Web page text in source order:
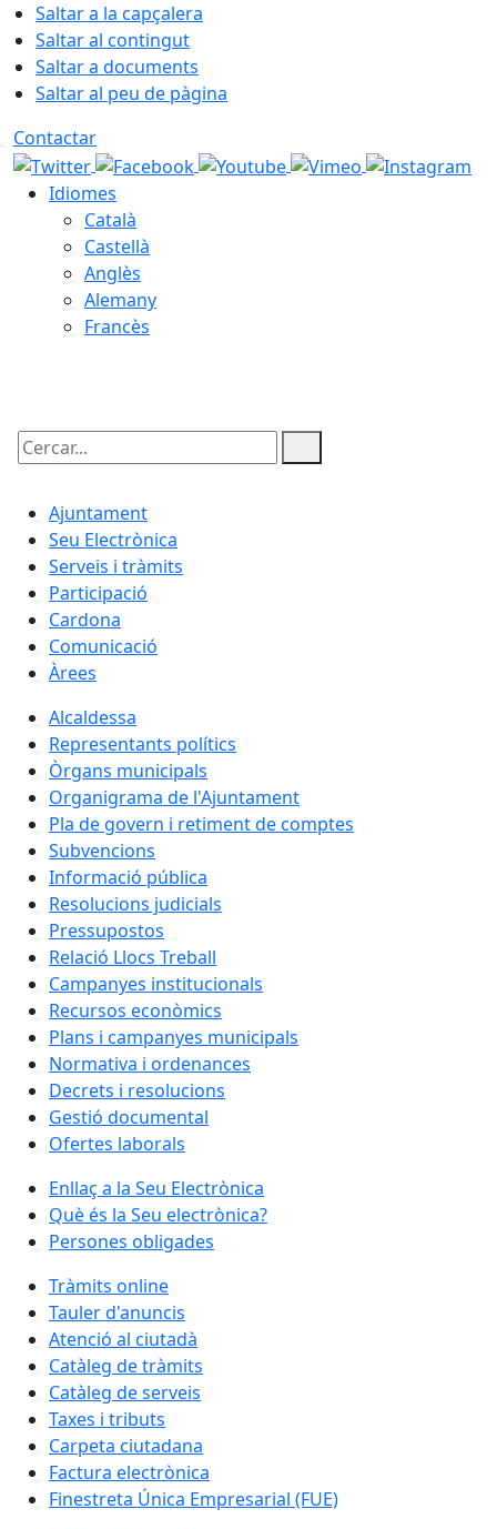
Saltar a la capçalera
Saltar al contingut
Saltar a documents
Saltar al peu de pàgina
Contactar
Idiomes
Català
Castellà
Anglès
Alemany
Francès
Cercar:
Ajuntament
Seu Electrònica
Serveis i tràmits
Participació
Cardona
Comunicació
Àrees
Alcaldessa
Representants polítics
Òrgans municipals
Organigrama de l'Ajuntament
Pla de govern i retiment de comptes
Subvencions
Informació pública
Resolucions judicials
Pressupostos
Relació Llocs Treball
Campanyes institucionals
Recursos econòmics
Plans i campanyes municipals
Normativa i ordenances
Decrets i resolucions
Gestió documental
Ofertes laborals
Enllaç a la Seu Electrònica
Què és la Seu electrònica?
Persones obligades
Tràmits online
Tauler d'anuncis
Atenció al ciutadà
Catàleg de tràmits
Catàleg de serveis
Taxes i tributs
Carpeta ciutadana
Factura electrònica
Finestreta Única Empresarial (FUE)